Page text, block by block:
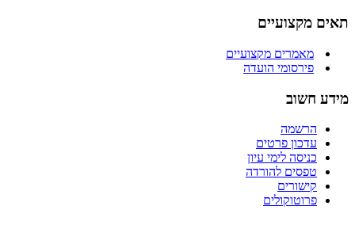
תאים מקצועיים
מאמרים מקצועיים
פירסומי הועדה
מידע חשוב
הרשמה
עדכון פרטים
כניסה לימי עיון
טפסים להורדה
קישורים
פרוטוקולים